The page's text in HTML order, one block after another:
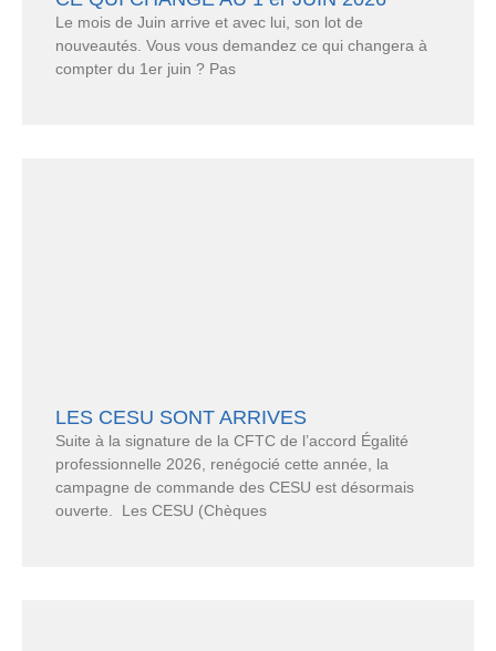
Le mois de Juin arrive et avec lui, son lot de
nouveautés. Vous vous demandez ce qui changera à
compter du 1er juin ? Pas
LES CESU SONT ARRIVES
Suite à la signature de la CFTC de l’accord Égalité
professionnelle 2026, renégocié cette année, la
campagne de commande des CESU est désormais
ouverte. Les CESU (Chèques